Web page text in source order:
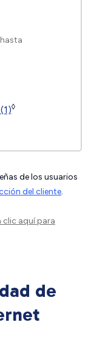
◊
de los usuarios
del cliente.
clic aquípara
de